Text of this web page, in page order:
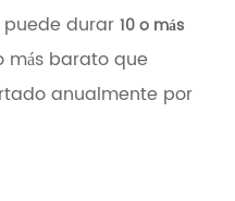
puede durar 10 o más
más barato que
anualmente por